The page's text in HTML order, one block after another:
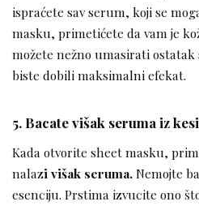
ispraćete sav serum, koji se
masku, primetićete da vam je
možete nežno umasirati
biste dobili maksimalni efekat.
5. Bacate višak seruma iz
Kada otvorite sheet masku,
nalazi višak seruma.Nemojte
esenciju. Prstima izvucite ono